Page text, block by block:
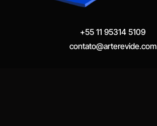
+55 11 95314 5109
contato@arterevide.com